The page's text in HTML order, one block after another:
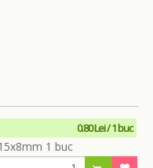
0.80 Lei / 1 buc